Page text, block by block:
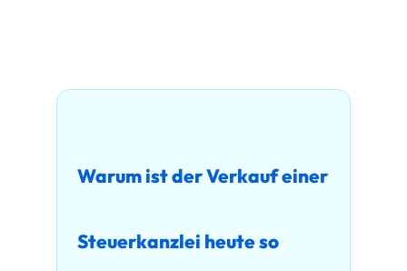
Warum ist der Verkauf einer
Steuerkanzlei heute so